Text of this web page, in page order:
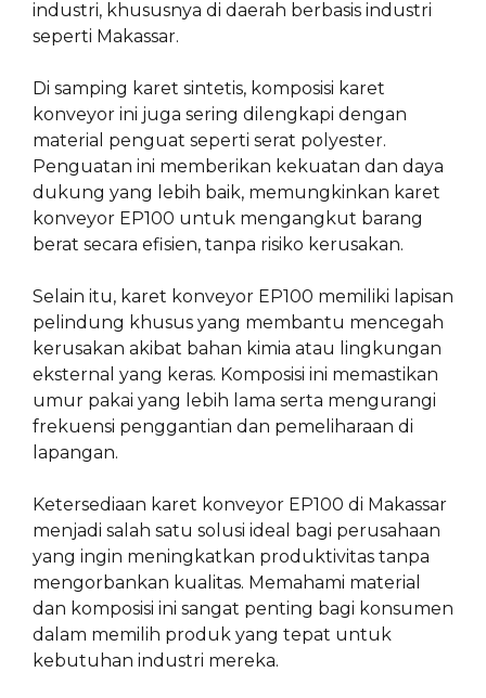
industri, khususnya di daerah berbasis industri
seperti Makassar.
Di samping karet sintetis, komposisi karet
konveyor ini juga sering dilengkapi dengan
material penguat seperti serat polyester.
Penguatan ini memberikan kekuatan dan daya
dukung yang lebih baik, memungkinkan karet
konveyor EP100 untuk mengangkut barang
berat secara efisien, tanpa risiko kerusakan.
Selain itu, karet konveyor EP100 memiliki lapisan
pelindung khusus yang membantu mencegah
kerusakan akibat bahan kimia atau lingkungan
eksternal yang keras. Komposisi ini memastikan
umur pakai yang lebih lama serta mengurangi
frekuensi penggantian dan pemeliharaan di
lapangan.
Ketersediaan karet konveyor EP100 di Makassar
menjadi salah satu solusi ideal bagi perusahaan
yang ingin meningkatkan produktivitas tanpa
mengorbankan kualitas. Memahami material
dan komposisi ini sangat penting bagi konsumen
dalam memilih produk yang tepat untuk
kebutuhan industri mereka.